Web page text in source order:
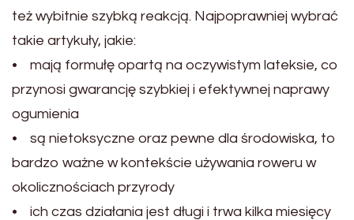
też wybitnie szybką reakcją. Najpoprawniej wybrać
takie artykuły, jakie:
• mają formułę opartą na oczywistym lateksie, co
przynosi gwarancję szybkiej i efektywnej naprawy
ogumienia
• są nietoksyczne oraz pewne dla środowiska, to
bardzo ważne w kontekście używania roweru w
okolicznościach przyrody
• ich czas działania jest długi i trwa kilka miesięcy